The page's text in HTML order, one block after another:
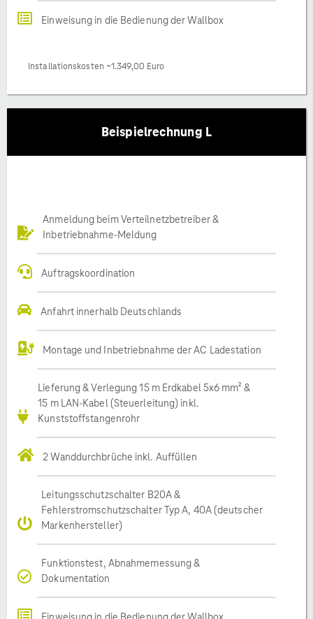
Einweisung in die Bedienung der Wallbox
Installationskosten ~1.349,00 Euro
Beispielrechnung L
Anmeldung beim Verteilnetzbetreiber &
Inbetriebnahme-Meldung
Auftragskoordination
Anfahrt innerhalb Deutschlands
Montage und Inbetriebnahme der AC Ladestation
Lieferung & Verlegung 15 m Erdkabel 5x6 mm² &
15 m LAN-Kabel (Steuerleitung) inkl.
Kunststoffstangenrohr
2 Wanddurchbrüche inkl. Auffüllen
Leitungsschutzschalter B20A &
Fehlerstromschutzschalter Typ A, 40A (deutscher
Markenhersteller)
Funktionstest, Abnahmemessung &
Dokumentation